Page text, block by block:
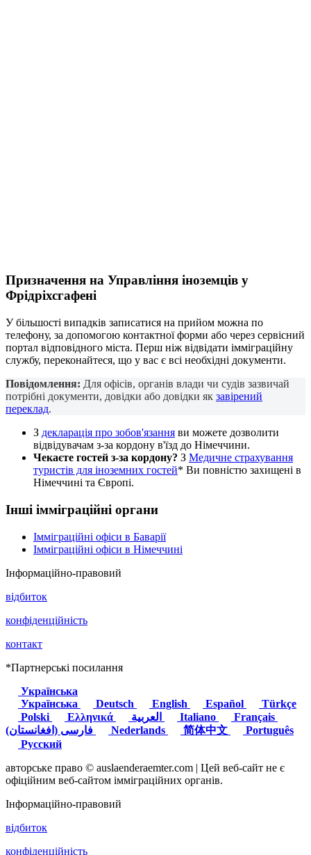
Призначення на Управління іноземців у
Фрідріхсгафені
У більшості випадків записатися на прийом можна по
телефону, за допомогою контактної форми або через сервісний
портал відповідного міста. Перш ніж відвідати імміграційну
службу, переконайтеся, що у вас є всі необхідні документи.
Повідомлення: Для офісів, органів влади чи судів зазвичай
потрібні документи, довідки або довідки як завірений
переклад.
З декларація про зобов'язання ви можете дозволити
відвідувачам з-за кордону в'їзд до Німеччини.
Чекаєте гостей з-за кордону? З Медичне страхування
туристів для іноземних гостей* Ви повністю захищені в
Німеччині та Європі.
Інші імміграційні органи
Імміграційні офіси в Баварії
Імміграційні офіси в Німеччині
Інформаційно-правовий
відбиток
конфіденційність
контакт
*Партнерські посилання
Українська
Українська
Deutsch English Español
Türkçe
Polski
Ελληνικά Italiano
Français
Nederlands 简体中文
Português
Русский
авторське право © auslaenderaemter.com | Цей веб-сайт не є
офіційним веб-сайтом імміграційних органів.
Інформаційно-правовий
відбиток
конфіденційність